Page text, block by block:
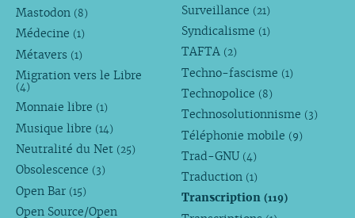
Mastodon (8)
Médecine (1)
Métavers (1)
Migration vers le Libre
(4)
Monnaie libre (1)
Musique libre (14)
Neutralité du Net (25)
Obsolescence (3)
Open Bar (15)
Open Source/Open
Surveillance (21)
Syndicalisme (1)
TAFTA (2)
Techno-fascisme (1)
Technopolice (8)
Technosolutionnisme (3)
Téléphonie mobile (9)
Trad-GNU (4)
Traduction (1)
Transcription(119)